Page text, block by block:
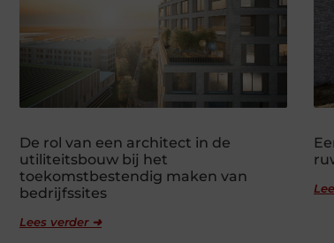
De rol van een architect in de
utiliteitsbouw bij het
toekomstbestendig maken van
bedrijfssites
Lees verder ➜